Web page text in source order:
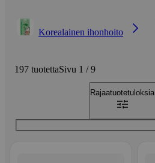
Korealainen ihonhoito
197 tuotettaSivu 1 / 9
Rajaatuotetuloksia